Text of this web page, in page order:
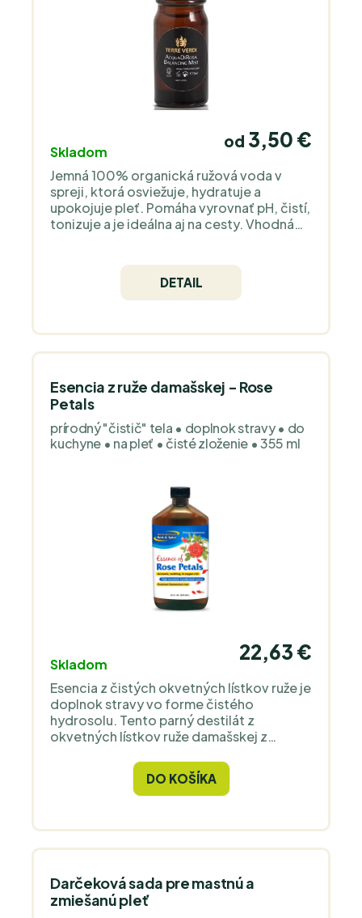
Skladom
od 3,50 €
Jemná 100% organická ružová voda v
spreji, ktorá osviežuje, hydratuje a
upokojuje pleť. Pomáha vyrovnať pH, čistí,
tonizuje a je ideálna aj na cesty. Vhodná
DETAIL
Esencia z ruže damašskej - Rose
Petals
prírodný "čistič" tela • doplnok stravy • do
kuchyne • na pleť • čisté zloženie • 355 ml
Skladom
22,63 €
Esencia z čistých okvetných lístkov ruže je
doplnok stravy vo forme čistého
hydrosolu. Tento parný destilát z
okvetných lístkov ruže damašskej z
bylinkárstve cenený pre svoj vplyv na
ženský hormonálny komfort, tráviacu
pohodu a duševnú rovnováhu v období
hydratuje a regeneruje pleť. Odporúčané
dávkovanie: 1–2 polievkové lyžice do
využiť aj ako ochucovadlo, základ
relaxačného nápoja alebo hydratačné
DO KOŠÍKA
Darčeková sada pre mastnú a
zmiešanú pleť